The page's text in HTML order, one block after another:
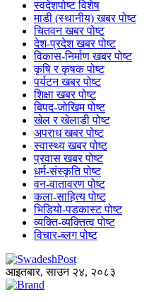
स्वदेशपोष्ट विशेष
माडी (स्थानीय) खबर पोष्ट
चितवन खबर पोष्ट
देश-प्रदेश खबर पोष्ट
विकास-निर्माण खबर पोष्ट
कृषि र कृषक पोष्ट
पर्यटन खबर पोष्ट
शिक्षा खबर पोष्ट
बिपद-जोखिम पोष्ट
खेल र खेलाडी पोष्ट
अपराध खबर पोष्ट
स्वास्थ्य खबर पोष्ट
प्रवास खबर पोष्ट
धर्म-संस्कृति पोष्ट
वन-वातावरण पोष्ट
कला-साहित्य पोष्ट
भिडियो-पडकास्ट पोष्ट
व्यक्ति-व्यक्तित्व पोष्ट
विचार-ब्लग पोष्ट
आइतबार, साउन २४, २०८३